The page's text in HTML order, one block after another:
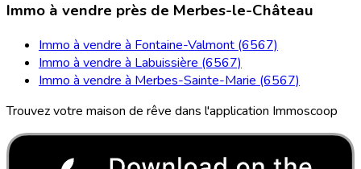
Immo à vendre près de Merbes-le-Château
Immo à vendre à Fontaine-Valmont (6567)
Immo à vendre à Labuissière (6567)
Immo à vendre à Merbes-Sainte-Marie (6567)
Trouvez votre maison de rêve dans l'application Immoscoop